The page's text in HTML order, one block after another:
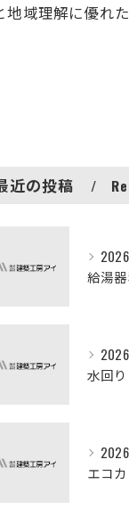
域理解に優れ
近の投稿